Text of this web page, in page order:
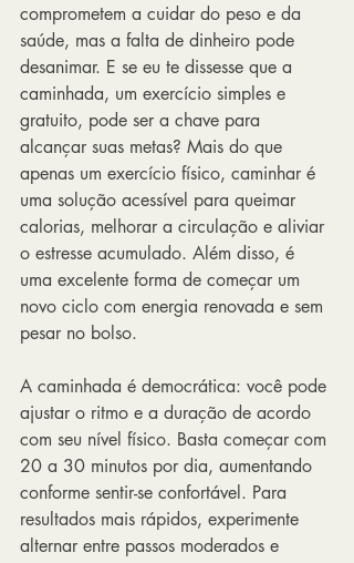
comprometem a cuidar do peso e da
saúde, mas a falta de dinheiro pode
desanimar. E se eu te dissesse que a
caminhada, um exercício simples e
gratuito, pode ser a chave para
alcançar suas metas? Mais do que
apenas um exercício físico, caminhar é
uma solução acessível para queimar
calorias, melhorar a circulação e aliviar
o estresse acumulado. Além disso, é
uma excelente forma de começar um
novo ciclo com energia renovada e sem
pesar no bolso.
A caminhada é democrática: você pode
ajustar o ritmo e a duração de acordo
com seu nível físico. Basta começar com
20 a 30 minutos por dia, aumentando
conforme sentir-se confortável. Para
resultados mais rápidos, experimente
alternar entre passos moderados e